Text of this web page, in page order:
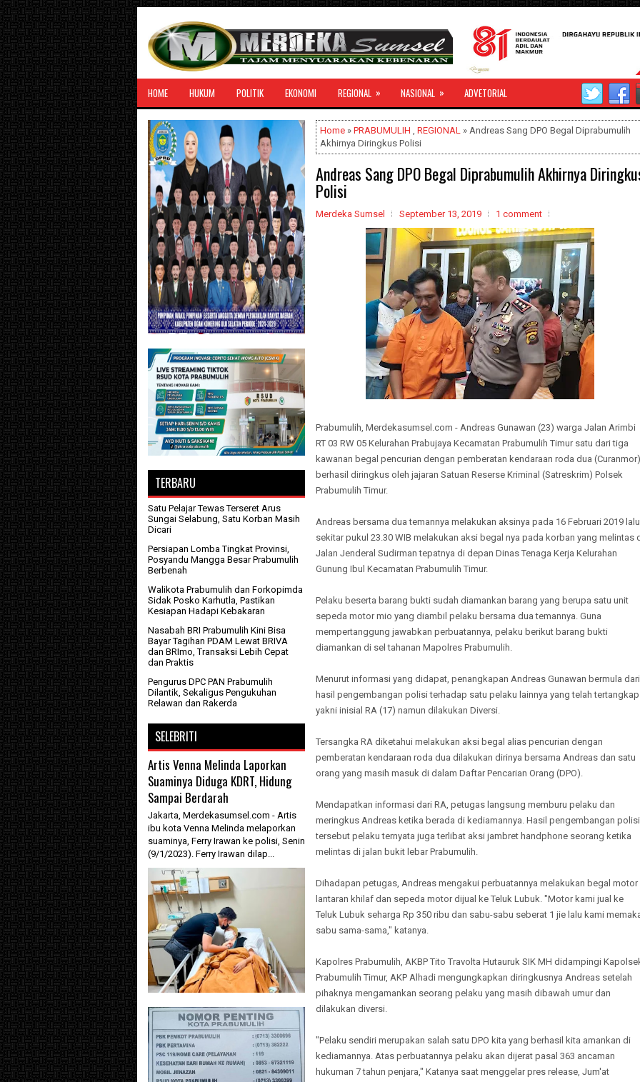
HOME HUKUM POLITIK EKONOMI REGIONAL » NASIONAL » ADVETORIAL
Home » PRABUMULIH , REGIONAL » Andreas Sang DPO Begal Diprabumulih
Akhirnya Diringkus Polisi
Andreas Sang DPO Begal Diprabumulih Akhirnya
Polisi
Merdeka Sumsel September 13, 2019 1 comment
Prabumulih, Merdekasumsel.com - Andreas Gunawan (23) warga Jalan Arimbi
RT 03 RW 05 Kelurahan Prabujaya Kecamatan Prabumulih Timur satu dari tiga
kawanan begal pencurian dengan pemberatan kendaraan roda dua (Curanmor)
berhasil diringkus oleh jajaran Satuan Reserse Kriminal (Satreskrim) Polsek
Prabumulih Timur.
Andreas bersama dua temannya melakukan aksinya pada 16 Februari 2019 lalu
sekitar pukul 23.30 WIB melakukan aksi begal nya pada korban yang melintas
Jalan Jenderal Sudirman tepatnya di depan Dinas Tenaga Kerja Kelurahan
Gunung Ibul Kecamatan Prabumulih Timur.
Pelaku beserta barang bukti sudah diamankan barang yang berupa satu unit
sepeda motor mio yang diambil pelaku bersama dua temannya. Guna
mempertanggung jawabkan perbuatannya, pelaku berikut barang bukti
diamankan di sel tahanan Mapolres Prabumulih.
Menurut informasi yang didapat, penangkapan Andreas Gunawan bermula dari
hasil pengembangan polisi terhadap satu pelaku lainnya yang telah tertangkap
yakni inisial RA (17) namun dilakukan Diversi.
Tersangka RA diketahui melakukan aksi begal alias pencurian dengan
pemberatan kendaraan roda dua dilakukan dirinya bersama Andreas dan satu
orang yang masih masuk di dalam Daftar Pencarian Orang (DPO).
Mendapatkan informasi dari RA, petugas langsung memburu pelaku dan
meringkus Andreas ketika berada di kediamannya. Hasil pengembangan polisi
tersebut pelaku ternyata juga terlibat aksi jambret handphone seorang ketika
melintas di jalan bukit lebar Prabumulih.
Dihadapan petugas, Andreas mengakui perbuatannya melakukan begal motor
lantaran khilaf dan sepeda motor dijual ke Teluk Lubuk. "Motor kami jual ke
Teluk Lubuk seharga Rp 350 ribu dan sabu-sabu seberat 1 jie lalu kami
sabu sama-sama," katanya.
Kapolres Prabumulih, AKBP Tito Travolta Hutauruk SIK MH didampingi
Prabumulih Timur, AKP Alhadi mengungkapkan diringkusnya Andreas setelah
pihaknya mengamankan seorang pelaku yang masih dibawah umur dan
dilakukan diversi.
"Pelaku sendiri merupakan salah satu DPO kita yang berhasil kita amankan di
kediamannya. Atas perbuatannya pelaku akan dijerat pasal 363 ancaman
hukuman 7 tahun penjara," Katanya saat menggelar pres release, Jum'at
TERBARU
Satu Pelajar Tewas Terseret Arus
Sungai Selabung, Satu Korban Masih
Dicari
Persiapan Lomba Tingkat Provinsi,
Posyandu Mangga Besar Prabumulih
Berbenah
Walikota Prabumulih dan Forkopimda
Sidak Posko Karhutla, Pastikan
Kesiapan Hadapi Kebakaran
Nasabah BRI Prabumulih Kini Bisa
Bayar Tagihan PDAM Lewat BRIVA
dan BRImo, Transaksi Lebih Cepat
dan Praktis
Pengurus DPC PAN Prabumulih
Dilantik, Sekaligus Pengukuhan
Relawan dan Rakerda
SELEBRITI
Artis Venna Melinda Laporkan
Suaminya Diduga KDRT, Hidung
Sampai Berdarah
Jakarta, Merdekasumsel.com - Artis
ibu kota Venna Melinda melaporkan
suaminya, Ferry Irawan ke polisi, Senin
(9/1/2023). Ferry Irawan dilap...